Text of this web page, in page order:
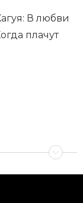
В любви
плачут